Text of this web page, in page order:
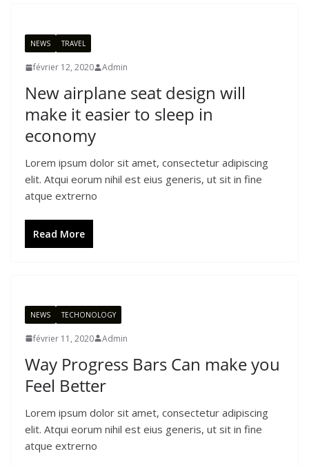
NEWS TRAVEL
février 12, 2020 Admin
New airplane seat design will
make it easier to sleep in
economy
Lorem ipsum dolor sit amet, consectetur adipiscing
elit. Atqui eorum nihil est eius generis, ut sit in fine
atque extrerno
Read More
NEWS TECHONOLOGY
février 11, 2020 Admin
Way Progress Bars Can make you
Feel Better
Lorem ipsum dolor sit amet, consectetur adipiscing
elit. Atqui eorum nihil est eius generis, ut sit in fine
atque extrerno